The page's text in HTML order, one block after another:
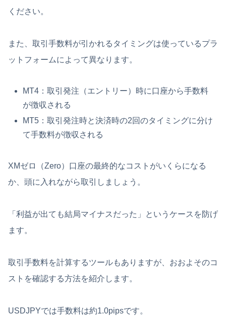
ください。
また、取引手数料が引かれるタイミングは使っているプラ
ットフォームによって異なります。
MT4：取引発注（エントリー）時に口座から手数料
が徴収される
MT5：取引発注時と決済時の2回のタイミングに分け
て手数料が徴収される
XMゼロ（Zero）口座の最終的なコストがいくらになる
か、頭に入れながら取引しましょう。
「利益が出ても結局マイナスだった」というケースを防げ
ます。
取引手数料を計算するツールもありますが、おおよそのコ
ストを確認する方法を紹介します。
USDJPYでは手数料は約1.0pipsです。